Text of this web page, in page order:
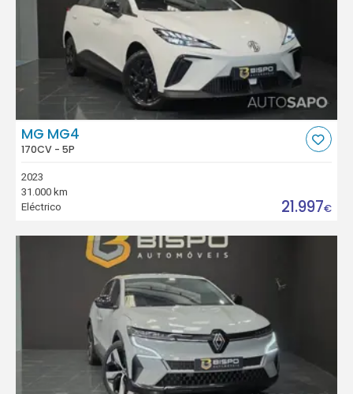
MG MG4
170CV - 5P
2023
31.000 km
Eléctrico
21.997€